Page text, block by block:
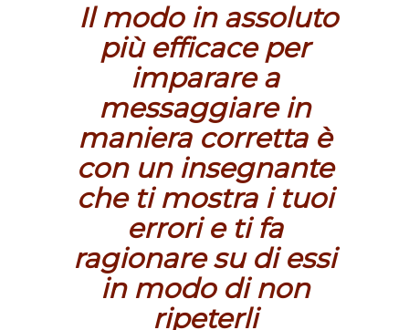
Il modo in assoluto
più efficace per
imparare a
messaggiare in
maniera corretta è
con un insegnante
che ti mostra i tuoi
errori e ti fa
ragionare su di essi
in modo di non
ripeterli